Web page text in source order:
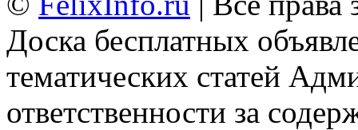
Доска бесплатных
тематических статей
ответственности за